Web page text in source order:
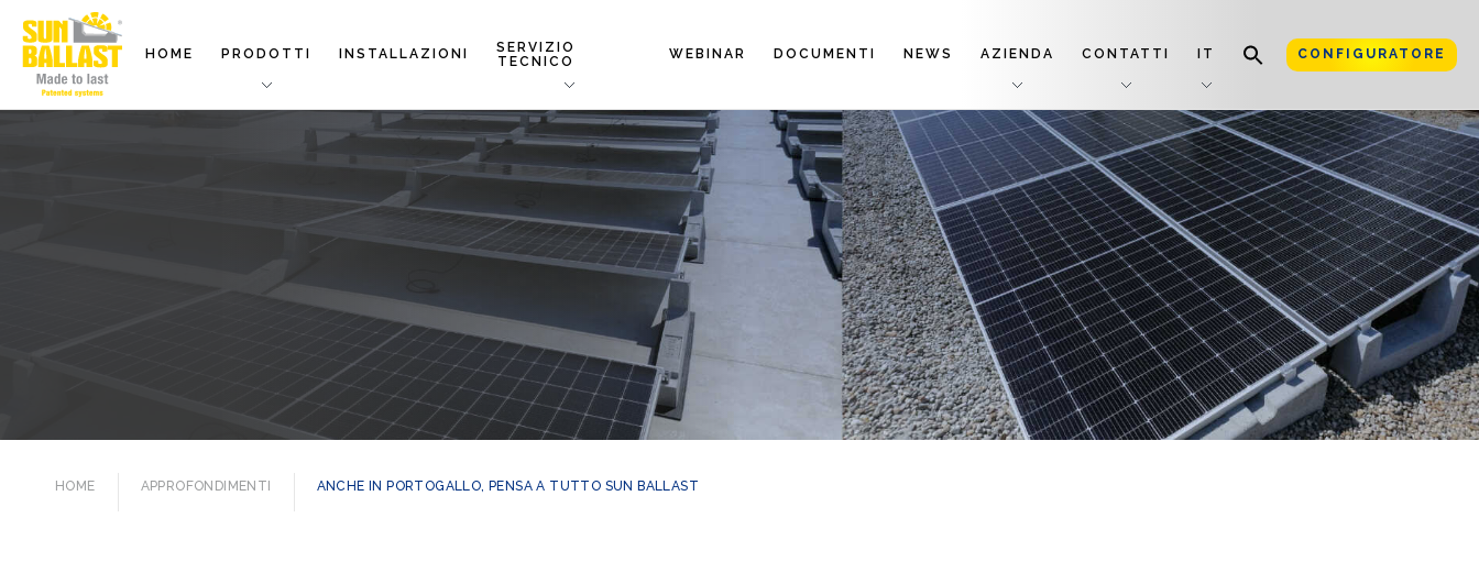
HOME PRODOTTI INSTALLAZIONI
SERVIZIO
TECNICO
WEBINAR DOCUMENTI NEWS AZIENDA CONTATTI IT CONFIGURATORE
HOME APPROFONDIMENTI ANCHE IN PORTOGALLO, PENSA A TUTTO SUN BALLAST